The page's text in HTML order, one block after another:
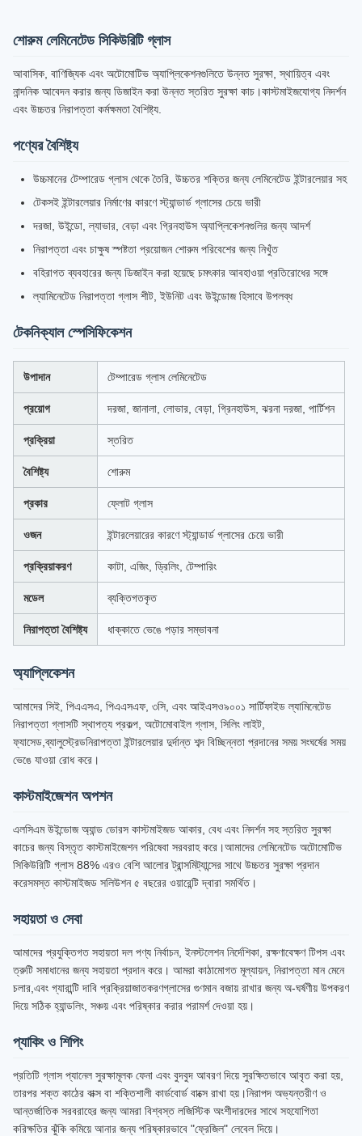
শোরুম লেমিনেটেড সিকিউরিটি গ্লাস
আবাসিক, বাণিজ্যিক এবং অটোমোটিভ অ্যাপ্লিকেশনগুলিতে উন্নত সুরক্ষা, স্থায়িত্ব এবং
নান্দনিক আবেদন করার জন্য ডিজাইন করা উন্নত স্তরিত সুরক্ষা কাচ।কাস্টমাইজযোগ্য নিদর্শন
এবং উচ্চতর নিরাপত্তা কর্মক্ষমতা বৈশিষ্ট্য.
পণ্যের বৈশিষ্ট্য
উচ্চমানের টেম্পারেড গ্লাস থেকে তৈরি, উচ্চতর শক্তির জন্য লেমিনেটেড ইন্টারলেয়ার সহ
টেকসই ইন্টারলেয়ার নির্মাণের কারণে স্ট্যান্ডার্ড গ্লাসের চেয়ে ভারী
দরজা, উইন্ডো, ল্যাভার, বেড়া এবং গ্রিনহাউস অ্যাপ্লিকেশনগুলির জন্য আদর্শ
নিরাপত্তা এবং চাক্ষুষ স্পষ্টতা প্রয়োজন শোরুম পরিবেশের জন্য নিখুঁত
বহিরাগত ব্যবহারের জন্য ডিজাইন করা হয়েছে চমৎকার আবহাওয়া প্রতিরোধের সঙ্গে
ল্যামিনেটেড নিরাপত্তা গ্লাস শীট, ইউনিট এবং উইন্ডোজ হিসাবে উপলব্ধ
টেকনিক্যাল স্পেসিফিকেশন
উপাদান টেম্পারেড গ্লাস লেমিনেটেড
প্রয়োগ দরজা, জানালা, লোভার, বেড়া, গ্রিনহাউস, ঝরনা দরজা, পার্টিশন
প্রক্রিয়া স্তরিত
বৈশিষ্ট্য শোরুম
প্রকার ফ্লোট গ্লাস
ওজন ইন্টারলেয়ারের কারণে স্ট্যান্ডার্ড গ্লাসের চেয়ে ভারী
প্রক্রিয়াকরণ কাটা, এজিং, ড্রিলিং, টেম্পারিং
মডেল ব্যক্তিগতকৃত
নিরাপত্তা বৈশিষ্ট্য ধাক্কাতে ভেঙে পড়ার সম্ভাবনা
অ্যাপ্লিকেশন
আমাদের সিই, পিএএসএ, পিএএসএফ, ৩সি, এবং আইএসও৯০০১ সার্টিফাইড ল্যামিনেটেড
নিরাপত্তা গ্লাসটি স্থাপত্য প্রকল্প, অটোমোবাইল গ্লাস, সিলিং লাইট,
ফ্যাসেড,ব্যালুস্ট্রেডনিরাপত্তা ইন্টারলেয়ার দুর্দান্ত শব্দ বিচ্ছিন্নতা প্রদানের সময় সংঘর্ষের সময়
ভেঙে যাওয়া রোধ করে।
কাস্টমাইজেশন অপশন
এলসিএম উইন্ডোজ অ্যান্ড ডোরস কাস্টমাইজড আকার, বেধ এবং নিদর্শন সহ স্তরিত সুরক্ষা
কাচের জন্য বিস্তৃত কাস্টমাইজেশন পরিষেবা সরবরাহ করে।আমাদের লেমিনেটেড অটোমোটিভ
সিকিউরিটি গ্লাস 88% এরও বেশি আলোর ট্রান্সমিট্যান্সের সাথে উচ্চতর সুরক্ষা প্রদান
করেসমস্ত কাস্টমাইজড সলিউশন ৫ বছরের ওয়ারেন্টি দ্বারা সমর্থিত।
সহায়তা ও সেবা
আমাদের প্রযুক্তিগত সহায়তা দল পণ্য নির্বাচন, ইনস্টলেশন নির্দেশিকা, রক্ষণাবেক্ষণ টিপস এবং
ত্রুটি সমাধানের জন্য সহায়তা প্রদান করে। আমরা কাঠামোগত মূল্যায়ন, নিরাপত্তা মান মেনে
চলার,এবং গ্যারান্টি দাবি প্রক্রিয়াজাতকরণগ্লাসের গুণমান বজায় রাখার জন্য অ-ঘর্ষণীয় উপকরণ
দিয়ে সঠিক হ্যান্ডলিং, সঞ্চয় এবং পরিষ্কার করার পরামর্শ দেওয়া হয়।
প্যাকিং ও শিপিং
প্রতিটি গ্লাস প্যানেল সুরক্ষামূলক ফেনা এবং বুদবুদ আবরণ দিয়ে সুরক্ষিতভাবে আবৃত করা হয়,
তারপর শক্ত কাঠের বাক্স বা শক্তিশালী কার্ডবোর্ড বাক্সে রাখা হয়।নিরাপদ অভ্যন্তরীণ ও
আন্তর্জাতিক সরবরাহের জন্য আমরা বিশ্বস্ত লজিস্টিক অংশীদারদের সাথে সহযোগিতা
করিক্ষতির ঝুঁকি কমিয়ে আনার জন্য পরিষ্কারভাবে "ফ্রেজিল" লেবেল দিয়ে।